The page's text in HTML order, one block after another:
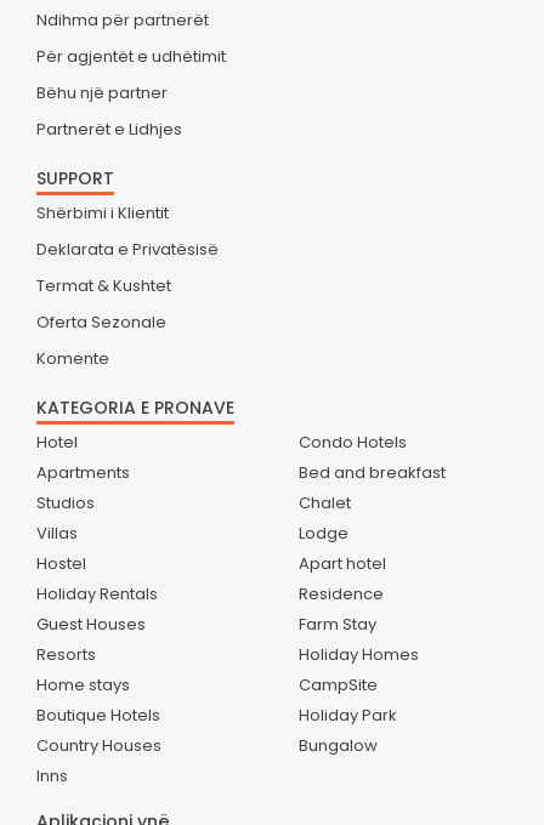
Ndihma për partnerët
Për agjentët e udhëtimit
Bëhu një partner
Partnerët e Lidhjes
SUPPORT
Shërbimi i Klientit
Deklarata e Privatësisë
Termat & Kushtet
Oferta Sezonale
Komente
KATEGORIA E PRONAVE
Hotel
Apartments
Studios
Villas
Hostel
Holiday Rentals
Guest Houses
Resorts
Home stays
Boutique Hotels
Country Houses
Inns
Condo Hotels
Bed and breakfast
Chalet
Lodge
Apart hotel
Residence
Farm Stay
Holiday Homes
CampSite
Holiday Park
Bungalow